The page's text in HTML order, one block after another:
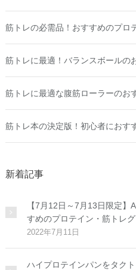
筋トレの必需品！おすすめのプロ
筋トレに最適！バランスボールの
筋トレに最適な腹筋ローラーのお
筋トレ本の決定版！初心者におす
新着記事
【7月12日～7月13日限定
すめのプロテイン・筋トレ
2022年7月11日
ハイプロテインパンをタク